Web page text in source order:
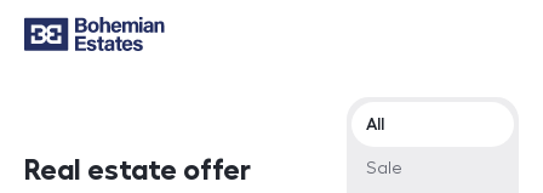
Real estate offer
Offer type
All
Sale